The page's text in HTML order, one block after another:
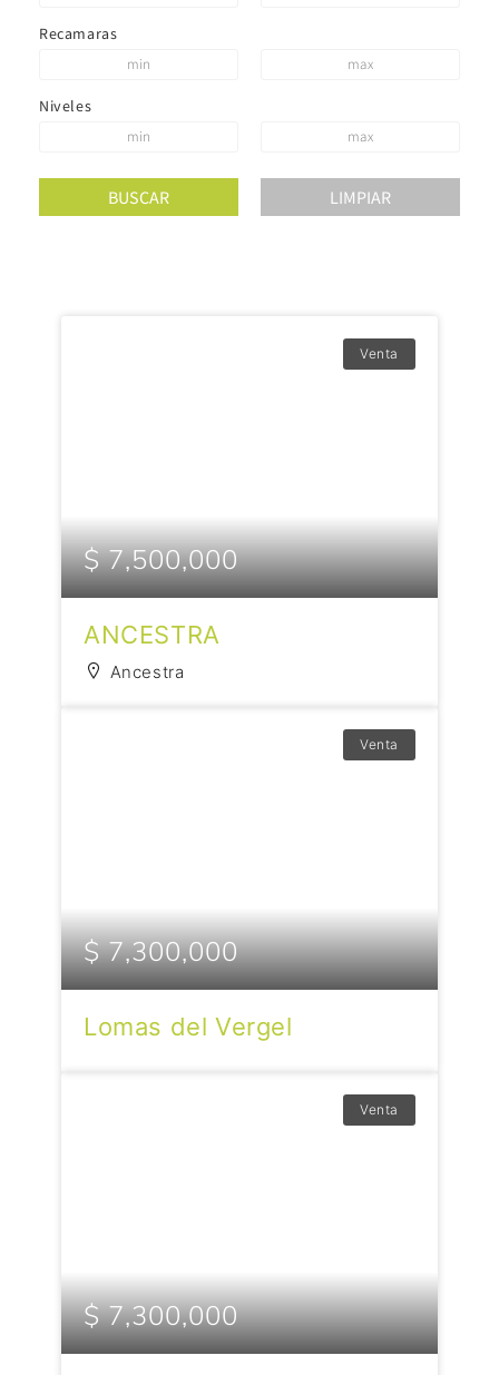
Recamaras
Niveles
Venta
$ 7,500,000
ANCESTRA
Ancestra
Venta
$ 7,300,000
Lomas del Vergel
Venta
$ 7,300,000